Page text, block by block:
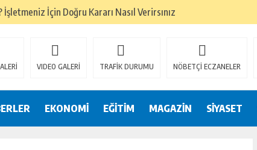
İçin Doğru Kararı Nasıl Verirsınız
Denge Nasıl Kurulur?
VIDEO GALERİ TRAFİK DURUMU NÖBETÇİ ECZANELER
EKONOMİ EĞİTİM MAGAZİN SİYASET